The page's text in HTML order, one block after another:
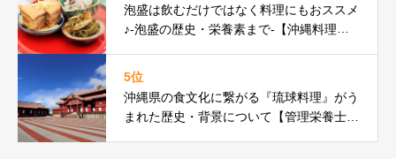
泡盛は飲むだけではなく料理にもおススメ
♪-泡盛の歴史・栄養素まで-【沖縄料理研
5位
沖縄県の食文化に繋がる『琉球料理』がう
まれた歴史・背景について【管理栄養士コ